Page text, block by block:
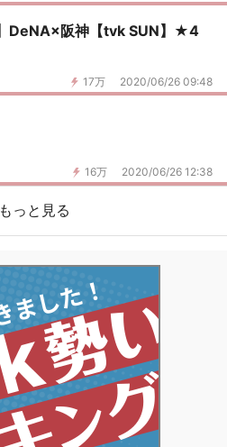
DeNA×阪神【tvk SUN】★4
17万 2020/06/26 09:48
16万 2020/06/26 12:38
もっと見る